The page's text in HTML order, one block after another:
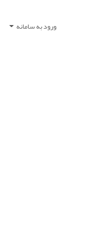
ورود به سامانه